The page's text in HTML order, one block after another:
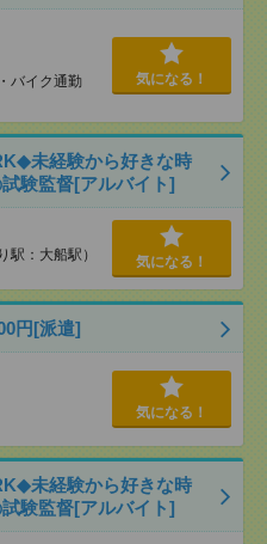
バイク通勤
気になる！
未経験から好きな時
験監督[アルバイト]
駅：大船駅） 気になる！
円[派遣]
気になる！
未経験から好きな時
験監督[アルバイト]